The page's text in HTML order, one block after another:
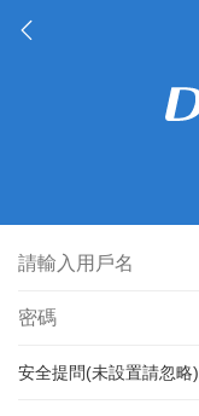
安全提問(未設置請忽略)